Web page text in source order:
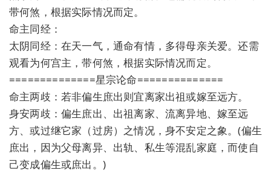
带何煞，根据实际情况而定。
命主同经：
太阴同经：在天一气，通命有情，多得母亲关爱。还需
观看为何宫主，带何煞，根据实际情况而定。
==============星宗论命==============
命主两歧：若非偏生庶出则宜离家出祖或嫁至远方。
身安两歧：偏生庶出、出祖离家、流离异地、嫁至远
方、或过继它家（过房）之情况，身不安定之象。(偏生
庶出，因为父母离异、出轨、私生等混乱家庭，而使自
己变成偏生或庶出。)